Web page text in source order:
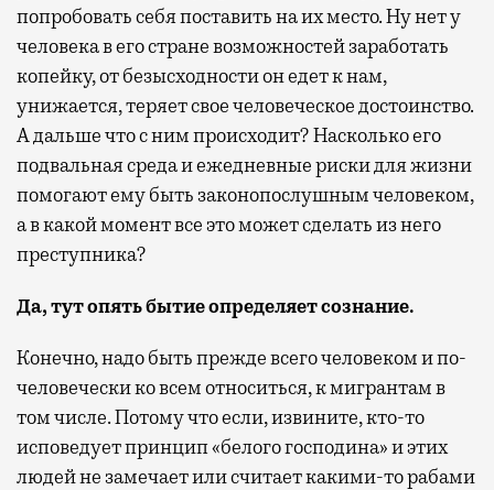
попробовать себя поставить на их место. Ну нет у
человека в его стране возможностей заработать
копейку, от безысходности он едет к нам,
унижается, теряет свое человеческое достоинство.
А дальше что с ним происходит? Насколько его
подвальная среда и ежедневные риски для жизни
помогают ему быть законопослушным человеком,
а в какой момент все это может сделать из него
преступника?
Да, тут опять бытие определяет сознание.
Конечно, надо быть прежде всего человеком и по-
человечески ко всем относиться, к мигрантам в
том числе. Потому что если, извините, кто-то
исповедует принцип «белого господина» и этих
людей не замечает или считает какими-то рабами